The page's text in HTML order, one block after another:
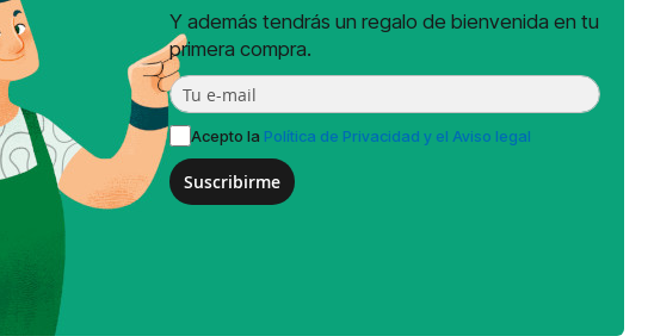
Y además tendrás un regalo de bienvenida en tu
primera compra.
Acepto la Política de Privacidad y el Aviso legal
Suscribirme